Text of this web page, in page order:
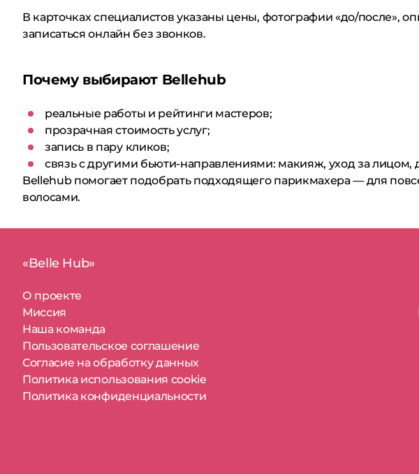
В карточках специалистов указаны цены, фотографии «до/после»,
записаться онлайн без звонков.
Почему выбирают Bellehub
реальные работы и рейтинги мастеров;
прозрачная стоимость услуг;
запись в пару кликов;
связь с другими бьюти-направлениями: макияж, уход за лицом,
Bellehub помогает подобрать подходящего парикмахера — для
волосами.
«Belle Hub»
О проекте
Миссия
Наша команда
Пользовательское соглашение
Согласие на обработку данных
Политика использования cookie
Политика конфиденциальности